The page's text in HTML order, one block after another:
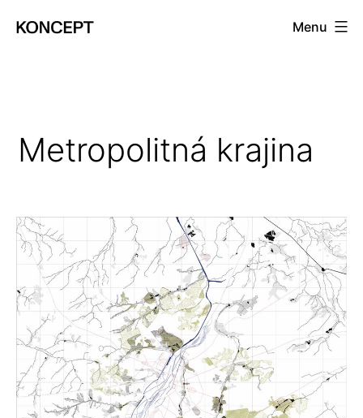
Menu
Metropolitná krajina